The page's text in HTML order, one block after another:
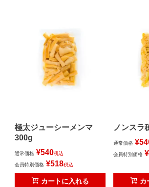
ご利用ガイド よくある
会社情報 個人情報
特定商取引法に基づく表示 コーポレ
極太ジューシーメンマ
300g
通常価格 ¥540税込
会員特別価格 ¥518税込
カートに入れる
ノンスラ
通常価格 ¥
会員特別価格 ¥
カ